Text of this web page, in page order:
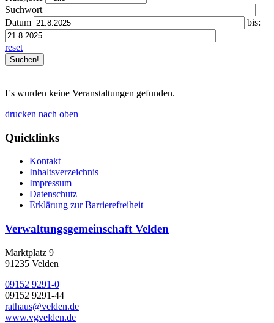
Suchwort
Datum
bis:
reset
Es wurden keine Veranstaltungen gefunden.
drucken nach oben
Quicklinks
Kontakt
Inhaltsverzeichnis
Impressum
Datenschutz
Erklärung zur Barrierefreiheit
Verwaltungsgemeinschaft Velden
Marktplatz 9
91235 Velden
09152 9291-0
09152 9291-44
rathaus@velden.de
www.vgvelden.de